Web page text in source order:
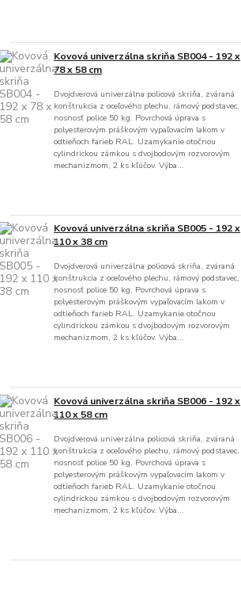
Kovová univerzálna skriňa SB004 - 192 x
78 x 58 cm
Dvojdverová univerzálna policová skriňa, zváraná
konštrukcia z oceľového plechu, rámový podstavec,
nosnosť police 50 kg. Povrchová úprava s
polyesterovým práškovým vypaľovacím lakom v
odtieňoch farieb RAL. Uzamykanie otočnou
cylindrickou zámkou s dvojbodovým rozvorovým
mechanizmom, 2 ks kľúčov. Výba...
Kovová univerzálna skriňa SB005 - 192 x
110 x 38 cm
Dvojdverová univerzálna policová skriňa, zváraná
konštrukcia z oceľového plechu, rámový podstavec,
nosnosť police 50 kg. Povrchová úprava s
polyesterovým práškovým vypaľovacím lakom v
odtieňoch farieb RAL. Uzamykanie otočnou
cylindrickou zámkou s dvojbodovým rozvorovým
mechanizmom, 2 ks kľúčov. Výba...
Kovová univerzálna skriňa SB006 - 192 x
110 x 58 cm
Dvojdverová univerzálna policová skriňa, zváraná
konštrukcia z oceľového plechu, rámový podstavec,
nosnosť police 50 kg. Povrchová úprava s
polyesterovým práškovým vypaľovacím lakom v
odtieňoch farieb RAL. Uzamykanie otočnou
cylindrickou zámkou s dvojbodovým rozvorovým
mechanizmom, 2 ks kľúčov. Výba...